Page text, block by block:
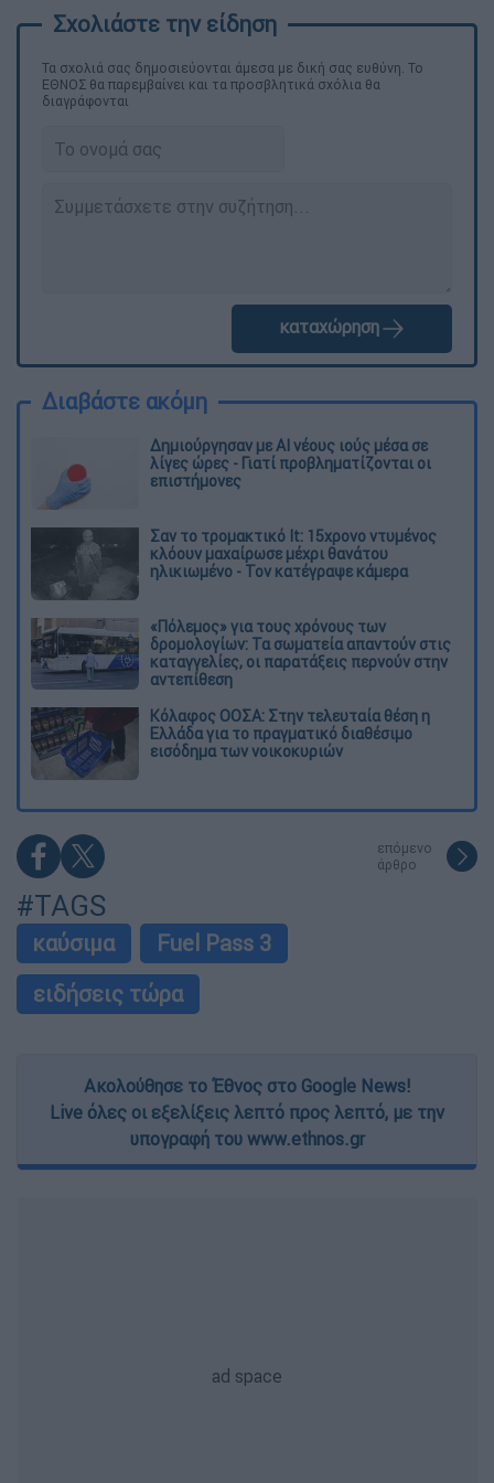
Τα σχολιά σας δημοσιεύονται άμεσα με δική σας ευθύνη. Το
ΕΘΝΟΣ θα παρεμβαίνει και τα προσβλητικά σχόλια θα
διαγράφονται
καταχώρηση
Διαβάστε ακόμη
Δημιούργησαν με AI νέους ιούς μέσα σε
λίγες ώρες - Γιατί προβληματίζονται οι
επιστήμονες
Σαν το τρομακτικό It: 15χρονο ντυμένος
κλόουν μαχαίρωσε μέχρι θανάτου
ηλικιωμένο - Τον κατέγραψε κάμερα
«Πόλεμος» για τους χρόνους των
δρομολογίων: Τα σωματεία απαντούν στις
καταγγελίες, οι παρατάξεις περνούν στην
αντεπίθεση
Κόλαφος ΟΟΣΑ: Στην τελευταία θέση η
Ελλάδα για το πραγματικό διαθέσιμο
εισόδημα των νοικοκυριών
επόμενο
άρθρο
#TAGS
καύσιμα
Fuel Pass 3
ειδήσεις τώρα
Ακολούθησε το Έθνος στο Google News!
Live όλες οι εξελίξεις λεπτό προς λεπτό, με την
υπογραφή του www.ethnos.gr